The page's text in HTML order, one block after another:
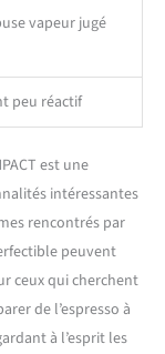
vapeur jugé
peu réactif
est une
intéressantes
rencontrés par
peuvent
ceux qui cherchent
de l’espresso à
à l’esprit les